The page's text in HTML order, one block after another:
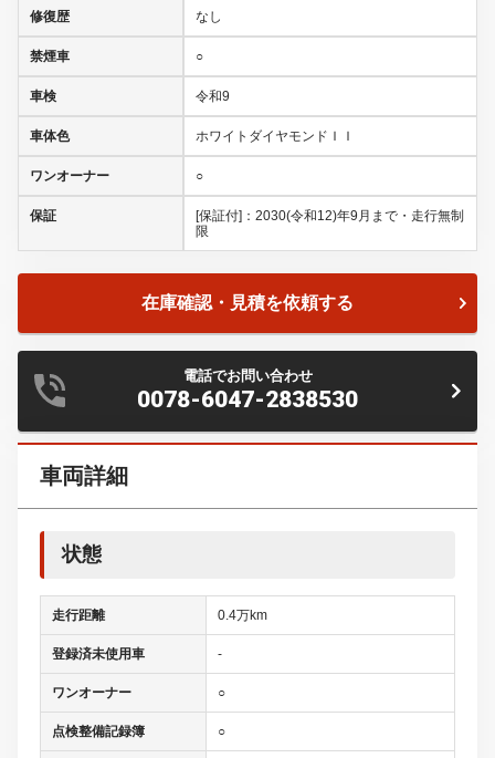
修復歴 なし
禁煙車 ○
車検 令和9
車体色 ホワイトダイヤモンドＩＩ
ワンオーナー ○
保証
[保証付]：2030(令和12)年9月まで・走行無制
限
在庫確認・見積を依頼する
電話でお問い合わせ
0078-6047-2838530
車両詳細
状態
走行距離 0.4万km
登録済未使用車 -
ワンオーナー ○
点検整備記録簿 ○